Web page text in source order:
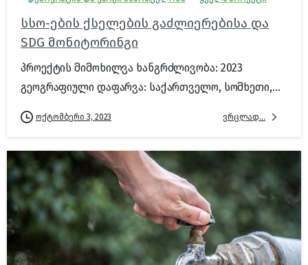
სსო-ების ქსელების გაძლიერებისა და
SDG მონიტორინგი
პროექტის მიმოხილვა ხანგრძლივობა: 2023
გეოგრაფიული დაფარვა: საქართველო, სომხეთი,...
ოქტომბერი 3, 2023 ვრცლად...